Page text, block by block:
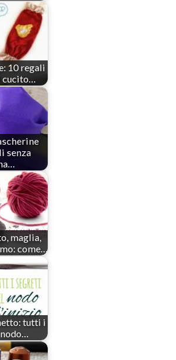
10 regali
cucito…
senza
maglia,
come…
tutti i